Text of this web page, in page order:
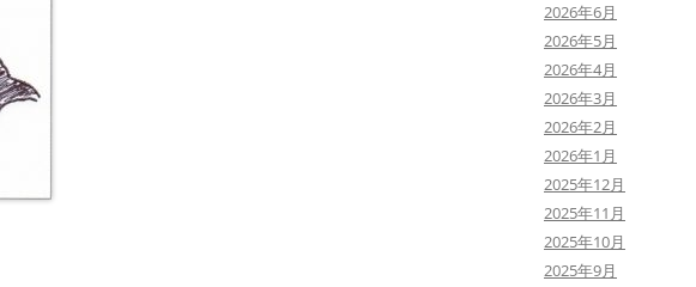
2026年6月
2026年5月
2026年4月
2026年3月
2026年2月
2026年1月
2025年12月
2025年11月
2025年10月
2025年9月